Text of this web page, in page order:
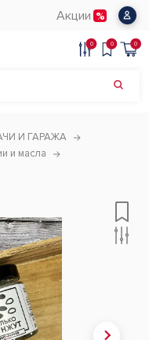
Акции
0 0 0
И ГАРАЖА
и масла